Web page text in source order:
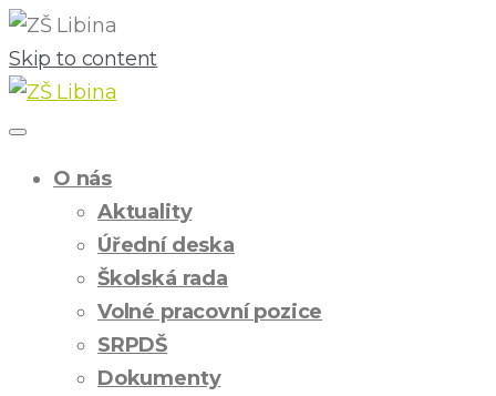
Skip to content
O nás
Aktuality
Úřední deska
Školská rada
Volné pracovní pozice
SRPDŠ
Dokumenty